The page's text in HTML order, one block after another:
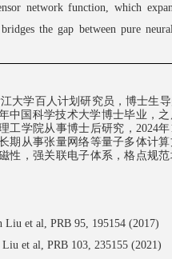
network function, which
the gap between pure
大学百人计划研究员，博士生
中国科学技术大学博士毕业，之
工学院从事博士后研究， 2024年
期从事张量网络等量子多体计
性，强关联电子体系，格点规
Liu et al, PRB 95, 195154 (2017)
Liu et al, PRB 103, 235155 (2021)